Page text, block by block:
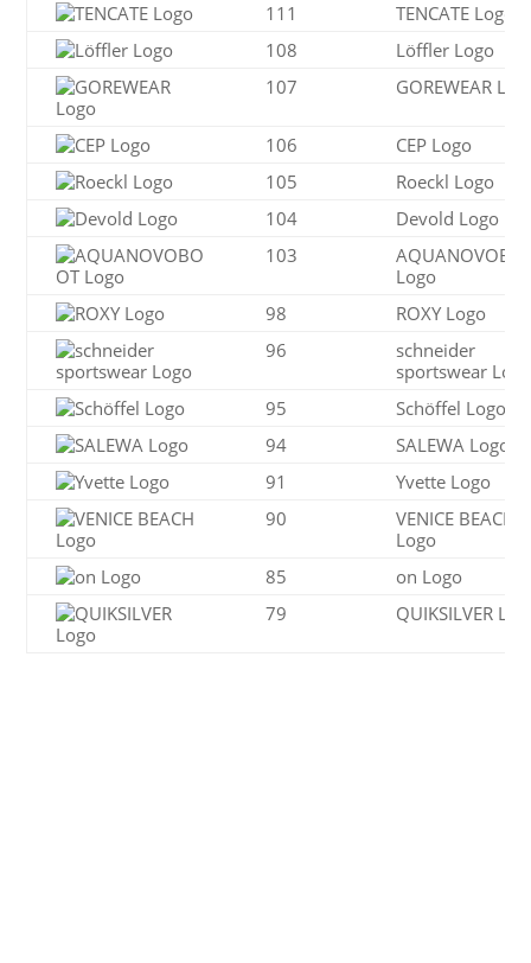
111
TENCATE Logo
108
Löffler Logo
107
GOREWEAR
106
CEP Logo
105
Roeckl Logo
104
Devold Logo
103
Logo
98
ROXY Logo
96
schneider
sportswear
95
Schöffel Logo
94
SALEWA Logo
91
Yvette Logo
90
VENICE BEACH
Logo
85
on Logo
79
QUIKSILVER